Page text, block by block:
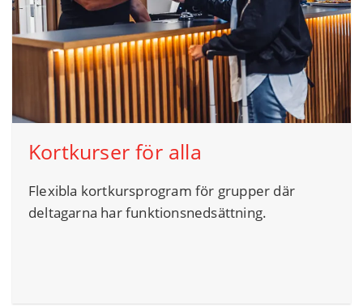
Kortkurser för alla
Flexibla kortkursprogram för grupper där
deltagarna har funktionsnedsättning.